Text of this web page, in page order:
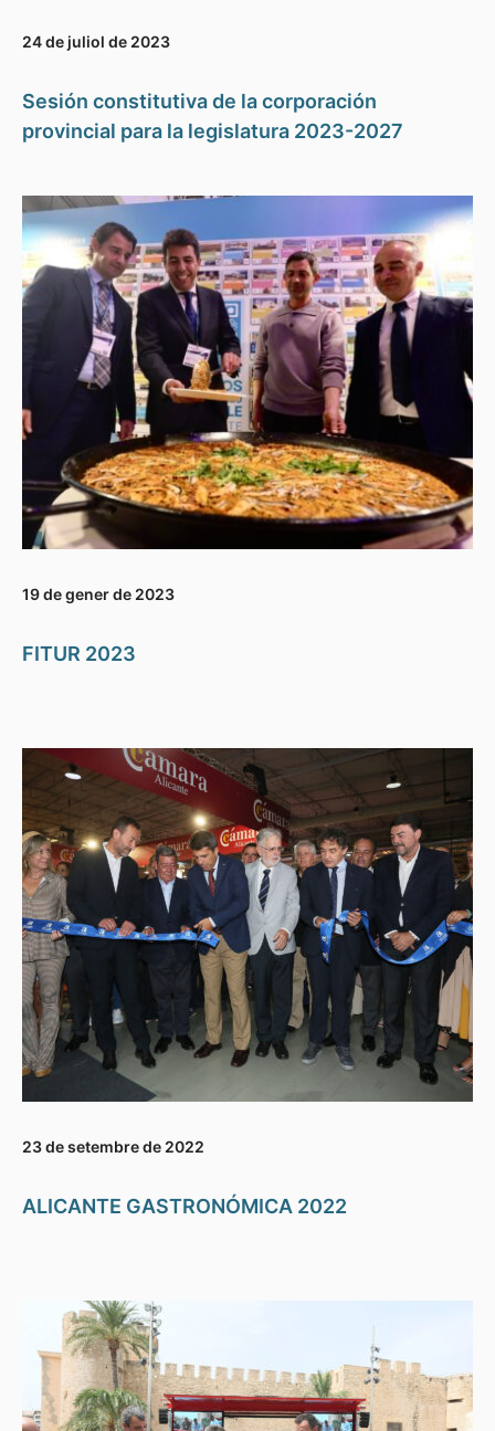
24 de juliol de 2023
Sesión constitutiva de la corporación
provincial para la legislatura 2023-2027
19 de gener de 2023
FITUR 2023
23 de setembre de 2022
ALICANTE GASTRONÓMICA 2022